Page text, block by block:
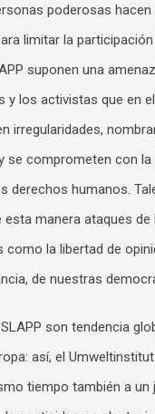
poderosas
limitar la
suponen una
y los activistas que en
irregularidades,
se comprometen con la
derechos humanos.
esta manera ataques
como la libertad de
de nuestras
son tendencia
así, el
tiempo también a un